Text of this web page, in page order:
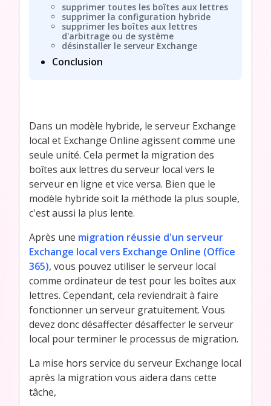
supprimer toutes les boîtes aux lettres
supprimer la configuration hybride
supprimer les boîtes aux lettres
d'arbitrage ou de système
désinstaller le serveur Exchange
Conclusion
Dans un modèle hybride, le serveur Exchange
local et Exchange Online agissent comme une
seule unité. Cela permet la migration des
boîtes aux lettres du serveur local vers le
serveur en ligne et vice versa. Bien que le
modèle hybride soit la méthode la plus souple,
c'est aussi la plus lente.
Après une migration réussie d'un serveur
Exchange local vers Exchange Online (Office
365), vous pouvez utiliser le serveur local
comme ordinateur de test pour les boîtes aux
lettres. Cependant, cela reviendrait à faire
fonctionner un serveur gratuitement. Vous
devez donc désaffecter désaffecter le serveur
local pour terminer le processus de migration.
La mise hors service du serveur Exchange local
après la migration vous aidera dans cette
tâche,